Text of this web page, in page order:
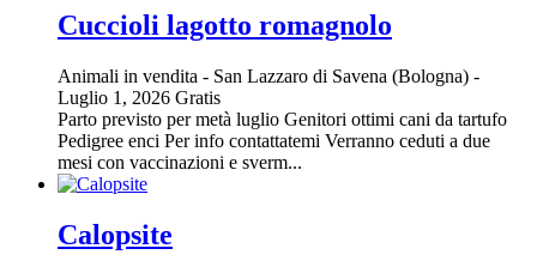
Cuccioli lagotto romagnolo
Animali in vendita - San Lazzaro di Savena (Bologna) -
Luglio 1, 2026 Gratis
Parto previsto per metà luglio Genitori ottimi cani da tartufo
Pedigree enci Per info contattatemi Verranno ceduti a due
mesi con vaccinazioni e sverm...
Calopsite